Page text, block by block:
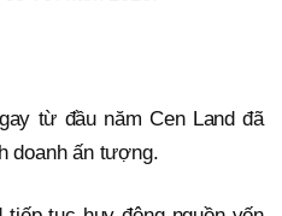
từ đầu năm Cen Land đã
doanh ấn tượng.